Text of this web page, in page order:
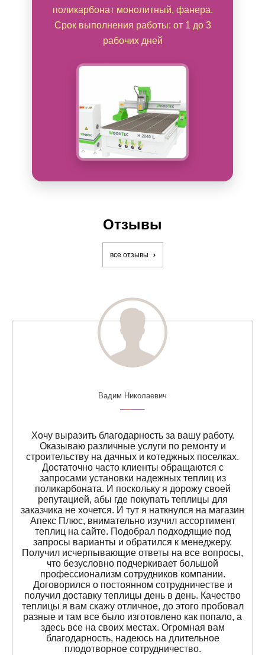
поликарбонат монолитный, фанера.
Срок выполнения работы: от 1 до 3
рабочих дней
Отзывы
все отзывы
Вадим Николаевич
Хочу выразить благодарность за вашу работу.
Оказываю различные услуги по ремонту и
строительству на дачных и котеджных поселках.
Достаточно часто клиенты обращаются с
запросами установки надежных теплиц из
поликарбоната. И поскольку я дорожу своей
репутацией, абы где покупать теплицы для
заказчика не хочется. И тут я наткнулся на магазин
Апекс Плюс, внимательно изучил ассортимент
теплиц на сайте. Подобрал подходящие под
запросы варианты и обратился к менеджеру.
Получил исчерпывающие ответы на все вопросы,
что безусловно подчеркивает большой
профессионализм сотрудников компании.
Договорился о постоянном сотрудничестве и
получил доставку теплицы день в день. Качество
теплицы я вам скажу отличное, до этого пробовал
разные и там все было изготовлено как попало, а
здесь все на своих местах. Огромная вам
благодарность, надеюсь на длительное
плодотворное сотрудничество.